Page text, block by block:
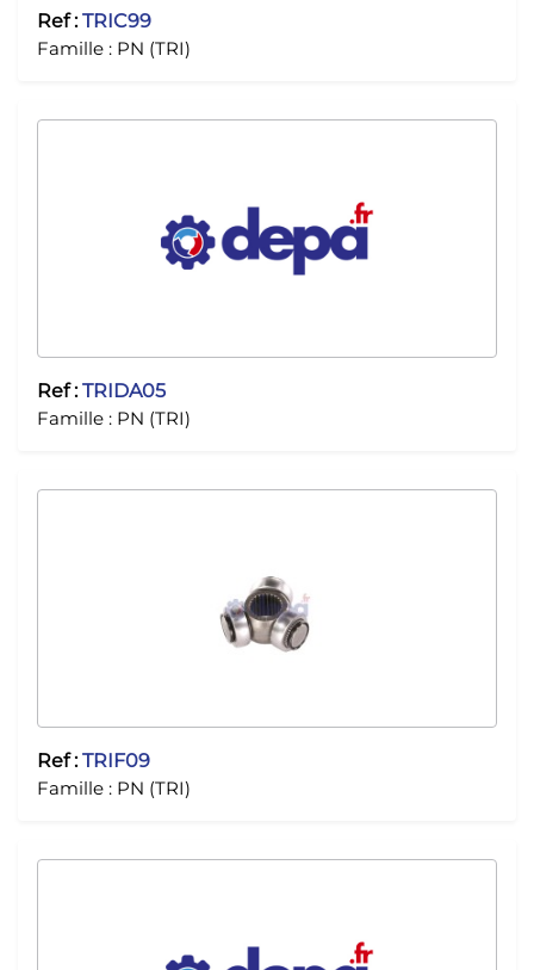
Ref :TRIC99
Famille : PN (TRI)
Ref :TRIDA05
Famille : PN (TRI)
Ref :TRIF09
Famille : PN (TRI)